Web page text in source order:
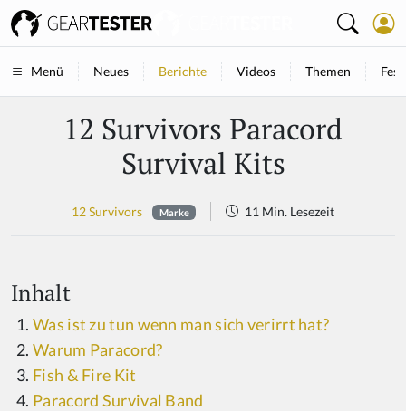
Menü Neues Berichte Videos Themen
12 Survivors Paracord
Survival Kits
12 Survivors Marke 11 Min. Lesezeit
Inhalt
Was ist zu tun wenn man sich verirrt hat?
Warum Paracord?
Fish & Fire Kit
Paracord Survival Band